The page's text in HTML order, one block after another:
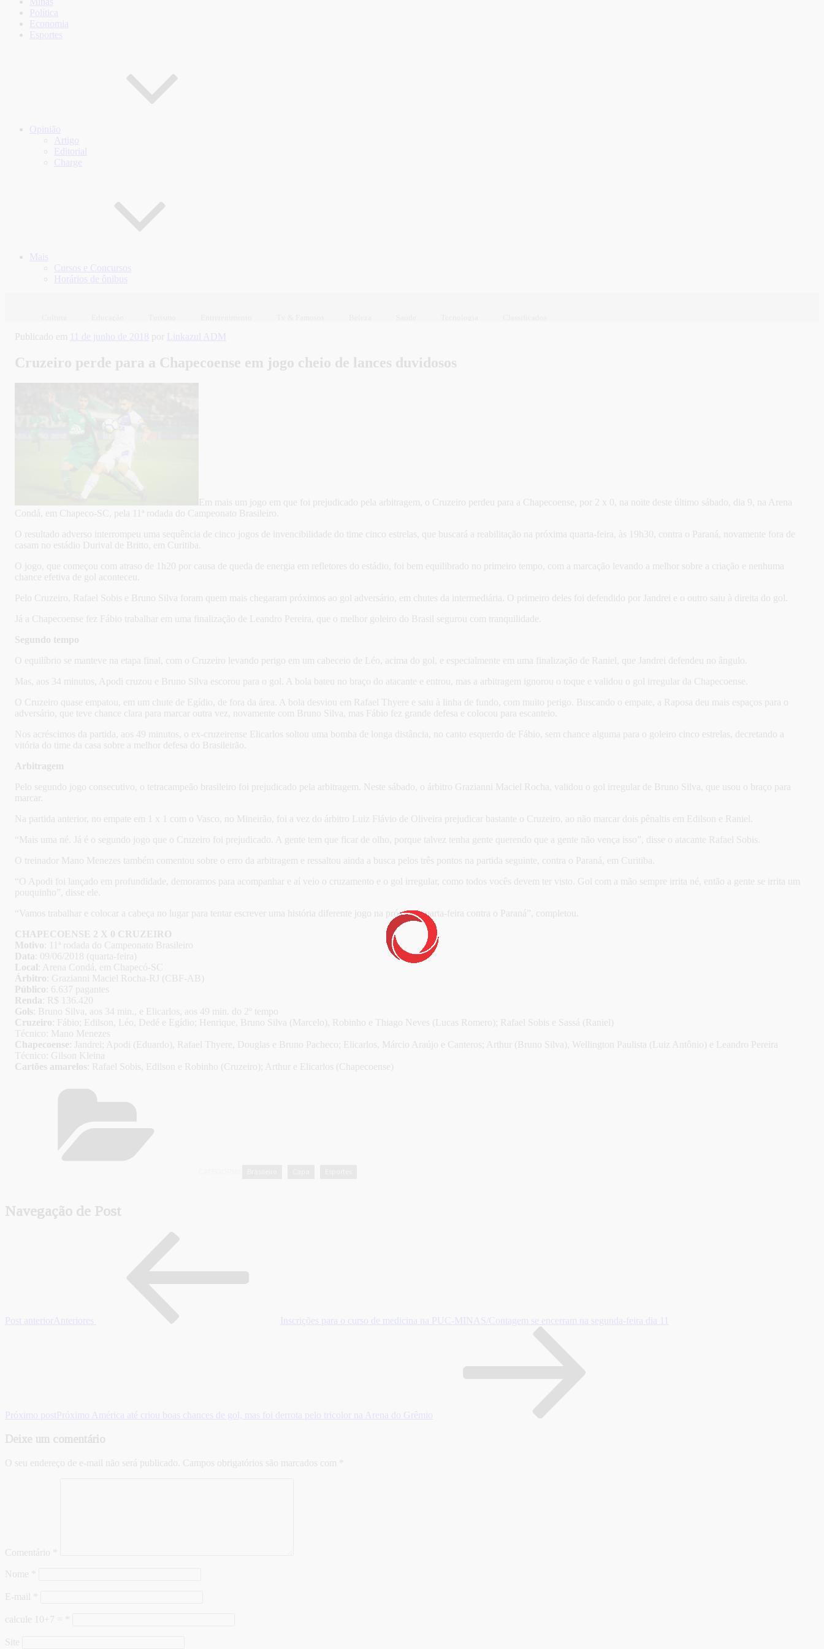
Política
Economia
Esportes
Opinião
Artigo
Editorial
Charge
Mais
Cursos e Concursos
Horários de ônibus
Publicado em 11 de junho de 2018 por Linkazul ADM
Cruzeiro perde para a Chapecoense em jogo cheio de lances duvidosos
Em mais um jogo em que foi prejudicado pela arbitragem, o Cruzeiro perdeu para a Chapecoense, por 2 x 0, na noite deste último sábado, dia 9, na Arena
Condá, em Chapeco-SC, pela 11ª rodada do Campeonato Brasileiro.
O resultado adverso interrompeu uma sequência de cinco jogos de invencibilidade do time cinco estrelas, que buscará a reabilitação na próxima quarta-feira, às 19h30, contra o Paraná, novamente fora de
casam no estádio Durival de Britto, em Curitiba.
O jogo, que começou com atraso de 1h20 por causa de queda de energia em refletores do estádio, foi bem equilibrado no primeiro tempo, com a marcação levando a melhor sobre a criação e nenhuma
chance efetiva de gol aconteceu.
Pelo Cruzeiro, Rafael Sobis e Bruno Silva foram quem mais chegaram próximos ao gol adversário, em chutes da intermediária. O primeiro deles foi defendido por Jandrei e o outro saiu à direita do gol.
Já a Chapecoense fez Fábio trabalhar em uma finalização de Leandro Pereira, que o melhor goleiro do Brasil segurou com tranquilidade.
Segundo tempo
O equilíbrio se manteve na etapa final, com o Cruzeiro levando perigo em um cabeceio de Léo, acima do gol, e especialmente em uma finalização de Raniel, que Jandrei defendeu no ângulo.
Mas, aos 34 minutos, Apodi cruzou e Bruno Silva escorou para o gol. A bola bateu no braço do atacante e entrou, mas a arbitragem ignorou o toque e validou o gol irregular da Chapecoense.
O Cruzeiro quase empatou, em um chute de Egídio, de fora da área. A bola desviou em Rafael Thyere e saiu à linha de fundo, com muito perigo. Buscando o empate, a Raposa deu mais espaços para o
adversário, que teve chance clara para marcar outra vez, novamente com Bruno Silva, mas Fábio fez grande defesa e colocou para escanteio.
Nos acréscimos da partida, aos 49 minutos, o ex-cruzeirense Elicarlos soltou uma bomba de longa distância, no canto esquerdo de Fábio, sem chance alguma para o goleiro cinco estrelas, decretando a
vitória do time da casa sobre a melhor defesa do Brasileirão.
Arbitragem
Pelo segundo jogo consecutivo, o tetracampeão brasileiro foi prejudicado pela arbitragem. Neste sábado, o árbitro Grazianni Maciel Rocha, validou o gol irregular de Bruno Silva, que usou o braço para
marcar.
Na partida anterior, no empate em 1 x 1 com o Vasco, no Mineirão, foi a vez do árbitro Luiz Flávio de Oliveira prejudicar bastante o Cruzeiro, ao não marcar dois pênaltis em Edilson e Raniel.
“Mais uma né. Já é o segundo jogo que o Cruzeiro foi prejudicado. A gente tem que ficar de olho, porque talvez tenha gente querendo que a gente não vença isso”, disse o atacante Rafael Sobis.
O treinador Mano Menezes também comentou sobre o erro da arbitragem e ressaltou ainda a busca pelos três pontos na partida seguinte, contra o Paraná, em Curitiba.
“O Apodi foi lançado em profundidade, demoramos para acompanhar e aí veio o cruzamento e o gol irregular, como todos vocês devem ter visto. Gol com a mão sempre irrita né, então a gente se irrita um
pouquinho”, disse ele.
“Vamos trabalhar e colocar a cabeça no lugar para tentar escrever uma história diferente jogo na próxima quarta-feira contra o Paraná”, completou.
CHAPECOENSE 2 X 0 CRUZEIRO
Motivo : 11ª rodada do Campeonato Brasileiro
Data : 09/06/2018 (quarta-feira)
Local
: Arena Condá, em Chapecó-SC
Árbitro : Grazianni Maciel Rocha-RJ (CBF-AB)
Público : 6.637 pagantes
Renda : R$ 136.420
Gols : Bruno Silva, aos 34 min., e Elicarlos, aos 49 min. do 2º tempo
Cruzeiro : Fábio; Edilson, Léo, Dedé e Egídio; Henrique, Bruno Silva (Marcelo), Robinho e Thiago Neves (Lucas Romero); Rafael Sobis e Sassá (Raniel)
Técnico: Mano Menezes
Chapecoense : Jandrei; Apodi (Eduardo), Rafael Thyere, Douglas e Bruno Pacheco; Elicarlos, Márcio Araújo e Canteros; Arthur (Bruno Silva), Wellington Paulista (Luiz Antônio) e Leandro Pereira
Técnico: Gilson Kleina
Cartões amarelos : Rafael Sobis, Edilson e Robinho (Cruzeiro); Arthur e Elicarlos (Chapecoense)
Navegação de Post
Post anterior Anteriores Inscrições para o curso de medicina na PUC-MINAS/Contagem se encerram na segunda-feira dia 11
Próximo post Próximo América até criou boas chances de gol, mas foi derrota pelo tricolor na Arena do Grêmio
Deixe um comentário
O seu endereço de e-mail não será publicado. Campos obrigatórios são marcados com
Comentário
Nome
E-mail
calcule 10+7 =
Site